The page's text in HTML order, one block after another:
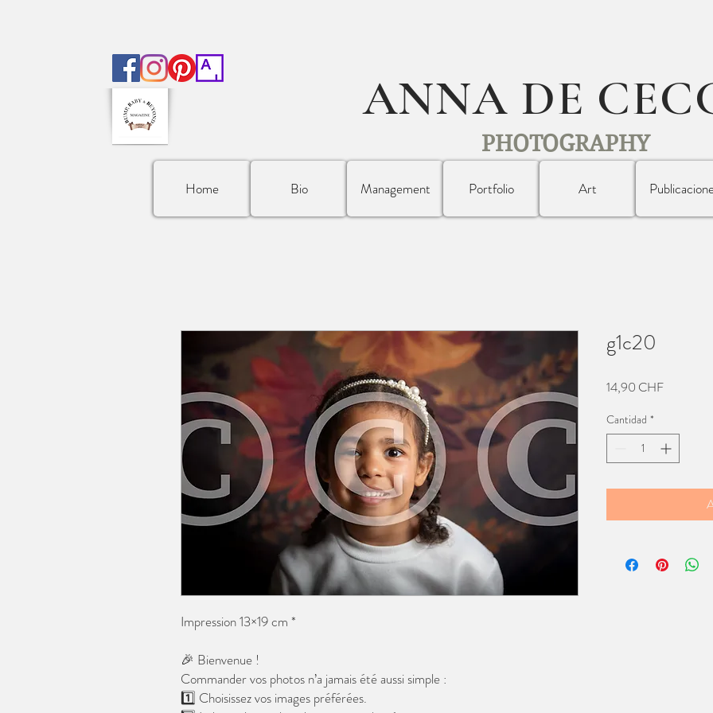
ANNA DE
PHOTOGRAPHY
Home Bio Management Portfolio Art
Impression 13×19 cm *
🎉 Bienvenue !
Commander vos photos n’a jamais été aussi simple :
1️⃣ Choisissez vos images préférées.
g1c20
14,90 CHFPrecio
Cantidad *